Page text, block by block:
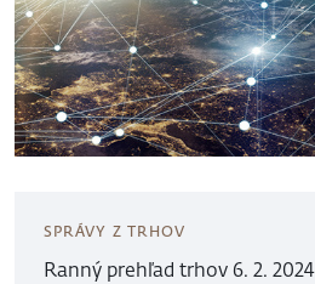
SPRÁVY Z TRHOV
Ranný prehľad trhov 6. 2. 2024